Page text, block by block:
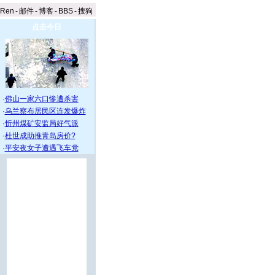
-邮件-博客- BBS-搜狗
点击今日
·佛山一家六口惨遭杀害
·乌兰察布居民区连发爆炸
·忻州煤矿安监局好气派
·杜世成助推青岛房价?
·平安夜女子遭遇飞车党